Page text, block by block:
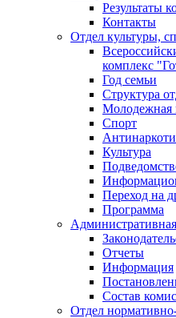
Результаты
Контакты
Отдел культуры,
комплекс
Год семьи
Структура
Молодежная
Спорт
Культура
Переход на
Программа
Отчеты
Информация
Состав
Отдел